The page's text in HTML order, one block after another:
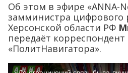
Об этом в эфире «ANNA-
замминистра цифрового
Херсонской области РФ
передаёт корреспондент
«ПолитНавигатора».